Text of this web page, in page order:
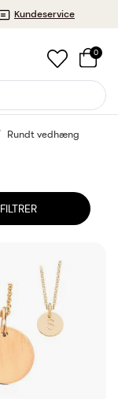
Kundeservice
0
Rundt vedhæng
FILTRER